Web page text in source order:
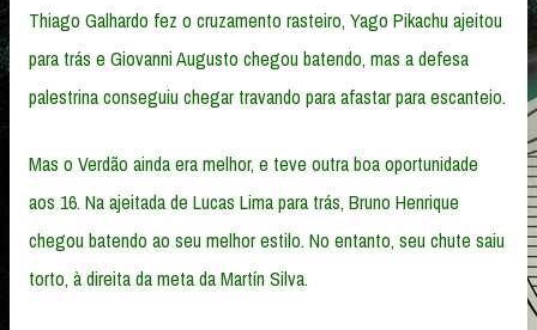
Thiago Galhardo fez o cruzamento rasteiro, Yago Pikachu ajeitou
para trás e Giovanni Augusto chegou batendo, mas a defesa
palestrina conseguiu chegar travando para afastar para escanteio.
Mas o Verdão ainda era melhor, e teve outra boa oportunidade
aos 16. Na ajeitada de Lucas Lima para trás, Bruno Henrique
chegou batendo ao seu melhor estilo. No entanto, seu chute saiu
torto, à direita da meta da Martín Silva.